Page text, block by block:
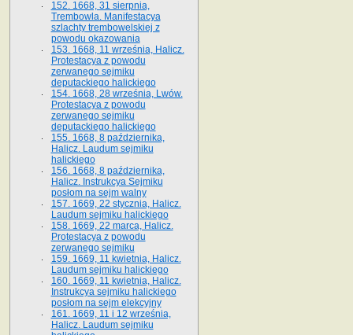
152. 1668, 31 sierpnia,
Trembowla. Manifestacya
szlachty trembowelskiej z
powodu okazowania
153. 1668, 11 września, Halicz.
Protestacya z powodu
zerwanego sejmiku
deputackiego halickiego
154. 1668, 28 września, Lwów.
Protestacya z powodu
zerwanego sejmiku
deputackiego halickiego
155. 1668, 8 października,
Halicz. Laudum sejmiku
halickiego
156. 1668, 8 października,
Halicz. Instrukcya Sejmiku
posłom na sejm walny
157. 1669, 22 stycznia, Halicz.
Laudum sejmiku halickiego
158. 1669, 22 marca, Halicz.
Protestacya z powodu
zerwanego sejmiku
159. 1669, 11 kwietnia, Halicz.
Laudum sejmiku halickiego
160. 1669, 11 kwietnia, Halicz.
Instrukcya sejmiku halickiego
posłom na sejm elekcyjny
161. 1669, 11 i 12 września,
Halicz. Laudum sejmiku